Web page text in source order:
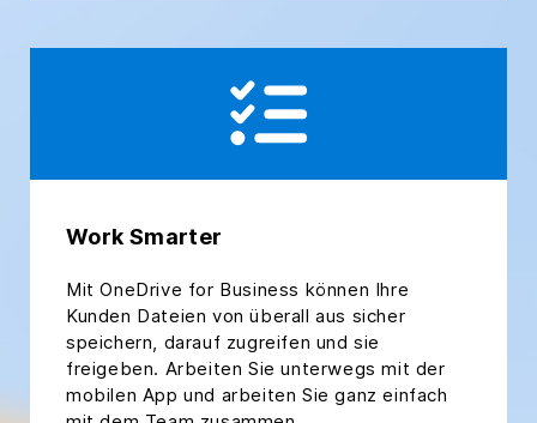
Work Smarter
Mit OneDrive for Business können Ihre
Kunden Dateien von überall aus sicher
speichern, darauf zugreifen und sie
freigeben. Arbeiten Sie unterwegs mit der
mobilen App und arbeiten Sie ganz einfach